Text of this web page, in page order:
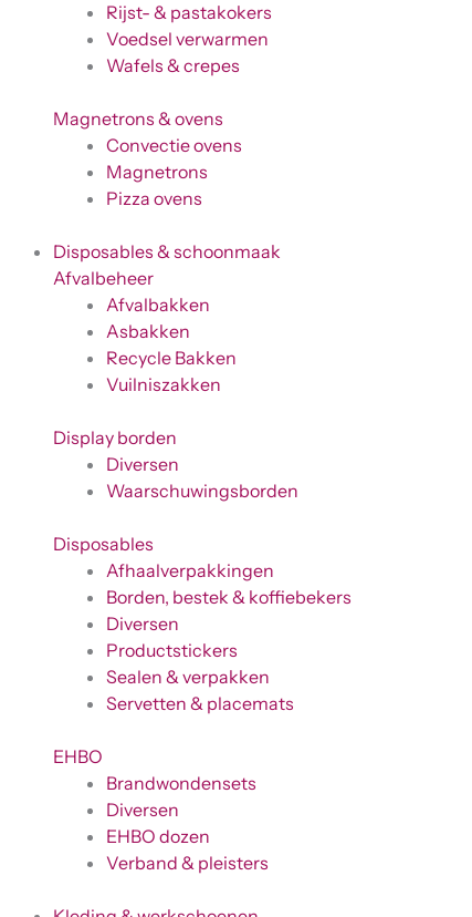
Rijst- & pastakokers
Voedsel verwarmen
Wafels & crepes
Magnetrons & ovens
Convectie ovens
Magnetrons
Pizza ovens
Disposables & schoonmaak
Afvalbeheer
Afvalbakken
Asbakken
Recycle Bakken
Vuilniszakken
Display borden
Diversen
Waarschuwingsborden
Disposables
Afhaalverpakkingen
Borden, bestek & koffiebekers
Diversen
Productstickers
Sealen & verpakken
Servetten & placemats
EHBO
Brandwondensets
Diversen
EHBO dozen
Verband & pleisters